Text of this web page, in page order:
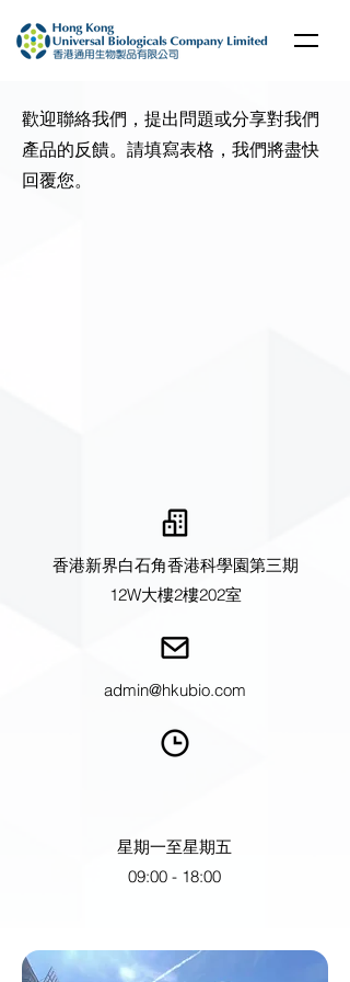
歡迎聯絡我們，提出問題或分享對我們
產品的反饋。請填寫表格，我們將盡快
回覆您。
香港新界白石角香港科學園第三期
12W大樓2樓202室
admin@hkubio.com
星期一至星期五
09:00 - 18:00